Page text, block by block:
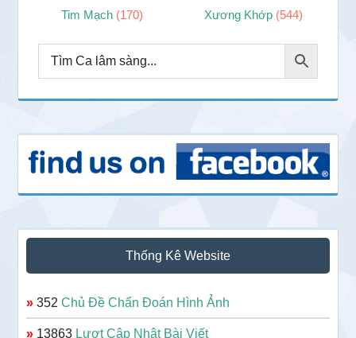
Tim Mạch (170) Xương Khớp (544)
Thống Kê Website
» 352Chủ Đề Chẩn Đoán Hình Ảnh
» 13863 Lượt Cập Nhật Bài Viết